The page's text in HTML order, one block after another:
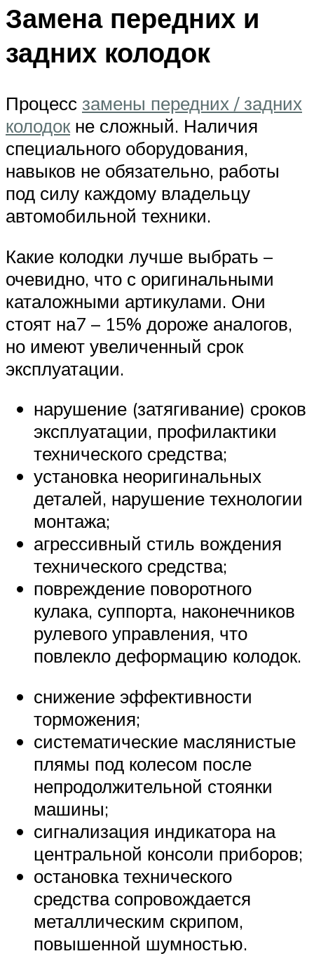
Замена передних и
задних колодок
Процесс замены передних / задних
колодок не сложный. Наличия
специального оборудования,
навыков не обязательно, работы
под силу каждому владельцу
автомобильной техники.
Какие колодки лучше выбрать –
очевидно, что с оригинальными
каталожными артикулами. Они
стоят на7 – 15% дороже аналогов,
но имеют увеличенный срок
эксплуатации.
нарушение (затягивание) сроков
эксплуатации, профилактики
технического средства;
установка неоригинальных
деталей, нарушение технологии
монтажа;
агрессивный стиль вождения
технического средства;
повреждение поворотного
кулака, суппорта, наконечников
рулевого управления, что
повлекло деформацию колодок.
снижение эффективности
торможения;
систематические маслянистые
плямы под колесом после
непродолжительной стоянки
машины;
сигнализация индикатора на
центральной консоли приборов;
остановка технического
средства сопровождается
металлическим скрипом,
повышенной шумностью.